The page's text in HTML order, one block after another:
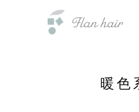
福岡県の美容
暖色